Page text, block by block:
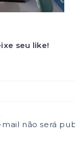
seu like!
não será